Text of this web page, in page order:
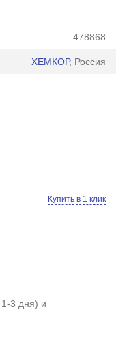
478868
ХЕМКОР, Россия
Купить в 1 клик
, 1-3 дня) и